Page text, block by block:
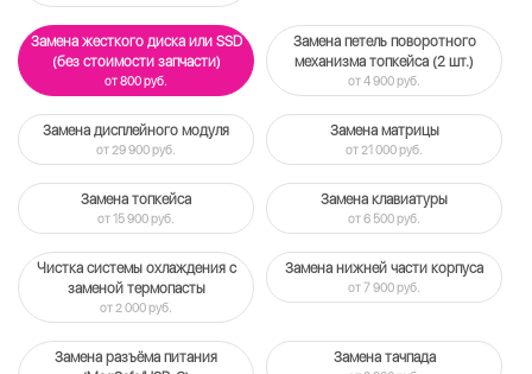
Замена жесткого диска или SSD
(без стоимости запчасти)
от 800 руб.
Замена петель поворотного
механизма топкейса (2 шт.)
от 4 900 руб.
Замена дисплейного модуля
от 29 900 руб.
Замена матрицы
от 21 000 руб.
Замена топкейса
от 15 900 руб.
Замена клавиатуры
от 6 500 руб.
Чистка системы охлаждения c
заменой термопасты
от 2 000 руб.
Замена нижней части корпуса
от 7 900 руб.
Замена разъёма питания
Замена тачпада